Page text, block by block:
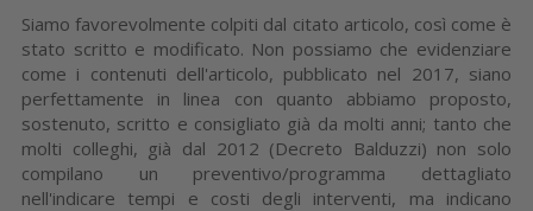
Siamo favorevolmente colpiti dal citato articolo, così come è
stato scritto e modificato. Non possiamo che evidenziare
come i contenuti dell'articolo, pubblicato nel 2017, siano
perfettamente in linea con quanto abbiamo proposto,
sostenuto, scritto e consigliato già da molti anni; tanto che
molti colleghi, già dal 2012 (Decreto Balduzzi) non solo
compilano un preventivo/programma dettagliato
nell'indicare tempi e costi degli interventi, ma indicano